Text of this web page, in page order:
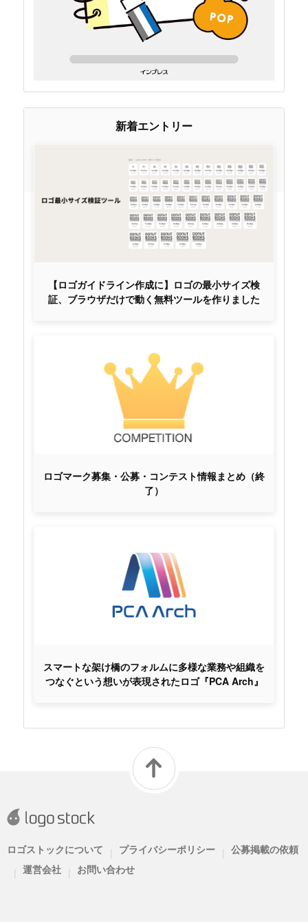
新着エントリー
【ロゴガイドライン作成に】ロゴの最小サイズ検
証、ブラウザだけで動く無料ツールを作りました
ロゴマーク募集・公募・コンテスト情報まとめ（終
了）
スマートな架け橋のフォルムに多様な業務や組織を
つなぐという想いが表現されたロゴ『PCA Arch』
ロゴストックについて | プライバシーポリシー | 公募掲載の依頼
| 運営会社 | お問い合わせ